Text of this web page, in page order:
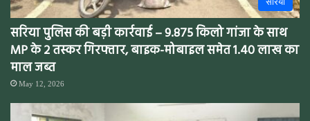
सरिया पुलिस की बड़ी कार्रवाई – 9.875 किलो गांजा के साथ
MP के 2 तस्कर गिरफ्तार, बाइक-मोबाइल समेत 1.40 लाख का
माल जब्त
May 12, 2026